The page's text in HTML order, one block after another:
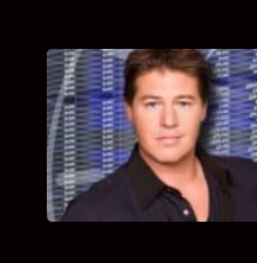
UITSTEL
Bekijk hier de
van Bricks and